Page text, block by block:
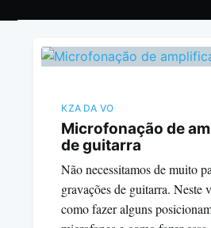
KZA DA VO
Microfonação de
de guitarra
Não necessitamos de muito
gravações de guitarra. Neste
como fazer alguns